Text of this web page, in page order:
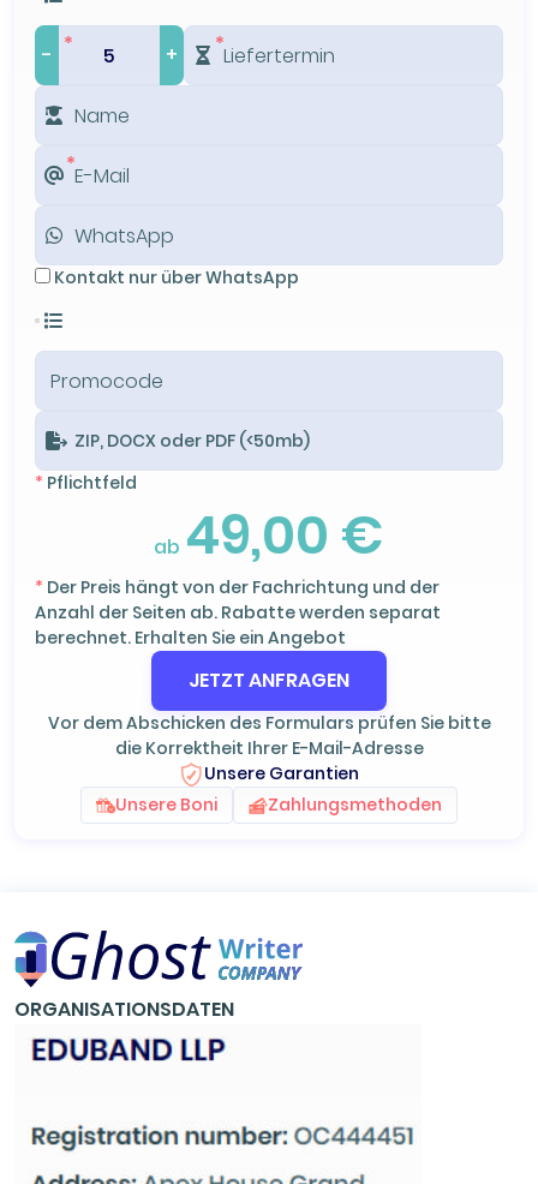
- +
Kontakt nur über WhatsApp
ZIP, DOCX oder PDF (<50mb)
* Pflichtfeld
ab 49,00 €
* Der Preis hängt von der Fachrichtung und der
Anzahl der Seiten ab. Rabatte werden separat
berechnet. Erhalten Sie ein Angebot
JETZT ANFRAGEN
Vor dem Abschicken des Formulars prüfen Sie bitte
die Korrektheit Ihrer E-Mail-Adresse
Unsere Garantien
Unsere Boni
Zahlungsmethoden
ORGANISATIONSDATEN